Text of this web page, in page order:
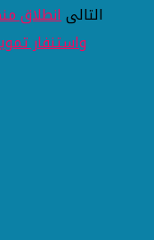
التالىانطلاق
واستنفار